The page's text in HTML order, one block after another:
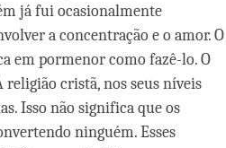
já fui ocasionalmente
a concentração e o amor. O
em pormenor como fazê-lo. O
religião cristã, nos seus níveis
Isso não significa que os
ninguém. Esses